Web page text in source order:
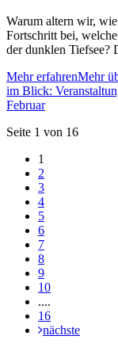
Warum altern wir,
Fortschritt bei,
der dunklen
Mehr erfahrenMehr
im Blick:
Februar
Seite 1 von 16
1
2
3
4
5
6
7
8
9
10
....
16
nächste